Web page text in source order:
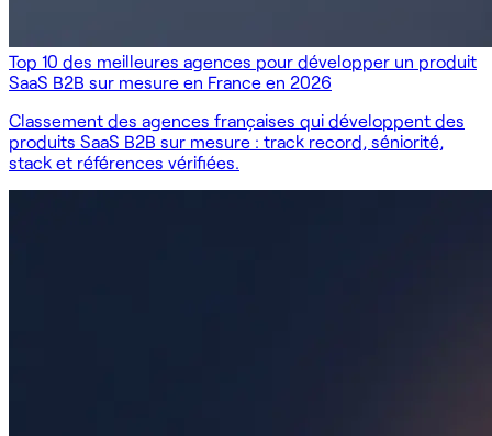
Top 10 des meilleures agences pour développer un produit
SaaS B2B sur mesure en France en 2026
Classement des agences françaises qui développent des
produits SaaS B2B sur mesure : track record, séniorité,
stack et références vérifiées.